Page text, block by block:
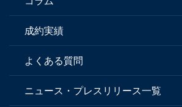
成約実績
よくある質問
ニュース・プレスリリース一覧